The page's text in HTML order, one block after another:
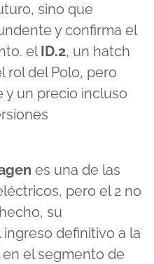
sino que
y confirma el
elID.2, un hatch
rol del Polo, pero
y un precio incluso
es una de las
pero el 2 no
su
definitivo a la
el segmento de